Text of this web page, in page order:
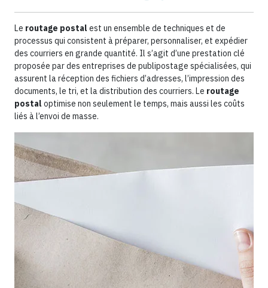
Le routage postal est un ensemble de techniques et de
processus qui consistent à préparer, personnaliser, et expédier
des courriers en grande quantité. Il s’agit d’une prestation clé
proposée par des entreprises de publipostage spécialisées, qui
assurent la réception des fichiers d’adresses, l’impression des
documents, le tri, et la distribution des courriers. Le routage
postal optimise non seulement le temps, mais aussi les coûts
liés à l’envoi de masse.